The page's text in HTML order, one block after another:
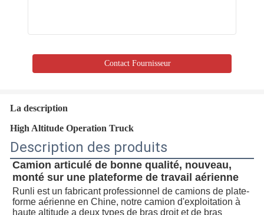
Contact Fournisseur
La description
High Altitude Operation Truck
Description des produits
Camion articulé de bonne qualité, nouveau,
monté sur une plateforme de travail aérienne
Runli est un fabricant professionnel de camions de plate-
forme aérienne en Chine, notre camion d'exploitation à
haute altitude a deux types de bras droit et de bras